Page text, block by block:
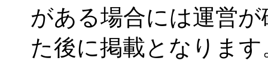
がある場合には運営が
た後に掲載となります